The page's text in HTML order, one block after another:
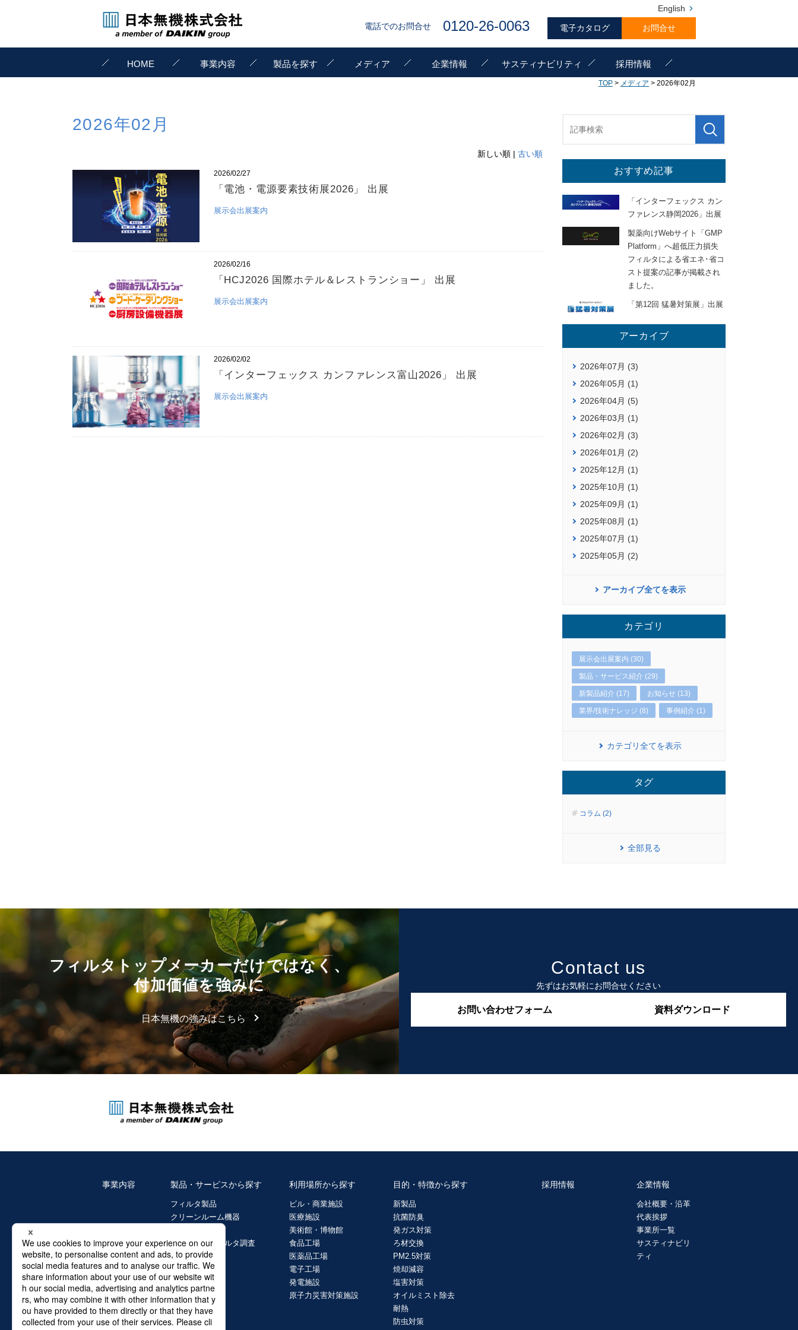
電話でのお問合せ 0120-26-0063 電子カタログ お問合せ
English
HOME 事業内容 製品を探す メディア 企業情報 サスティナビリティ 採用情報
TOP > メディア > 2026年02月
2026年02月
新しい順 | 古い順
2026/02/27
「電池・電源要素技術展2026」 出展
展示会出展案内
2026/02/16
「HCJ2026 国際ホテル＆レストランショー」 出展
展示会出展案内
2026/02/02
「インターフェックス カンファレンス富山2026」 出展
展示会出展案内
おすすめ記事
「インターフェックス カン
ファレンス静岡2026」出展
製薬向けWebサイト「GMP
Platform」へ超低圧力損失
フィルタによる省エネ･省コ
スト提案の記事が掲載され
ました。
「第12回 猛暑対策展」出展
アーカイブ
2026年07月 (3)
2026年05月 (1)
2026年04月 (5)
2026年03月 (1)
2026年02月 (3)
2026年01月 (2)
2025年12月 (1)
2025年10月 (1)
2025年09月 (1)
2025年08月 (1)
2025年07月 (1)
2025年05月 (2)
アーカイブ全てを表示
カテゴリ
展示会出展案内 (30)
製品・サービス紹介 (29)
新製品紹介 (17) お知らせ (13)
業界/技術ナレッジ (8) 事例紹介 (1)
カテゴリ全てを表示
タグ
コラム (2)
全部見る
フィルタトップメーカーだけではなく、
付加価値を強みに
日本無機の強みはこちら
Contact us
先ずはお気軽にお問合せください
お問い合わせフォーム 資料ダウンロード
事業内容 製品・サービスから探す
フィルタ製品
クリーンルーム機器
環境診断・フィルタ調査
利用場所から探す
ビル・商業施設
医療施設
美術館・博物館
食品工場
医薬品工場
電子工場
発電施設
原子力災害対策施設
目的・特徴から探す
新製品
抗菌防臭
発ガス対策
ろ材交換
PM2.5対策
焼却減容
塩害対策
オイルミスト除去
耐熱
防虫対策
採用情報 企業情報
会社概要・沿革
代表挨拶
事業所一覧
サスティナビリ
ティ